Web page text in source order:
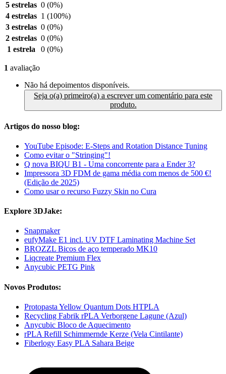
5 estrelas 0 (0%)
4 estrelas 1 (100%)
3 estrelas 0 (0%)
2 estrelas 0 (0%)
1 estrela
0 (0%)
1 avaliação
Não há depoimentos disponíveis.
Seja o(a) primeiro(a) a escrever um comentário para este
produto.
Artigos do nosso blog:
YouTube Episode: E-Steps and Rotation Distance Tuning
Como evitar o "Stringing"!
Q nova BIQU B1 - Uma concorrente para a Ender 3?
Impressora 3D FDM de gama média com menos de 500 €!
(Edição de 2025)
Como usar o recurso Fuzzy Skin no Cura
Explore 3DJake:
Snapmaker
eufyMake E1 incl. UV DTF Laminating Machine Set
BROZZL Bicos de aço temperado MK10
Liqcreate Premium Flex
Anycubic PETG Pink
Novos Produtos:
Protopasta Yellow Quantum Dots HTPLA
Recycling Fabrik rPLA Verborgene Lagune (Azul)
Anycubic Bloco de Aquecimento
rPLA Refill Schimmernde Kerze (Vela Cintilante)
Fiberlogy Easy PLA Sahara Beige